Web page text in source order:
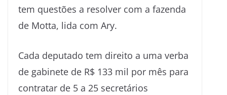
tem questões a resolver com a fazenda
de Motta, lida com Ary.
Cada deputado tem direito a uma verba
de gabinete de R$ 133 mil por mês para
contratar de 5 a 25 secretários